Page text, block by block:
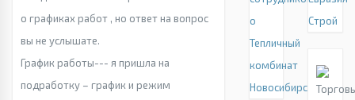
о графиках работ , но ответ на вопрос
вы не услышате.
График работы--- я пришла на
подработку – график и режим
о
Тепличный
комбинат
Новосибирский
Строй